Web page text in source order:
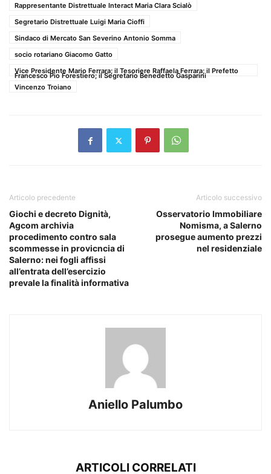
Rappresentante Distrettuale Interact Maria Clara Scialò
Segretario Distrettuale Luigi Maria Cioffi
Sindaco di Mercato San Severino Antonio Somma
socio rotariano Giacomo Gatto
Vice Presidente Mario Ferrara; il Tesoriere Raffaela Ferrara; il Prefetto
Francesco Pio Forestiero; il Segretario Benedetto Gasparini
Vincenzo Troiano
Articolo precedente
Giochi e decreto Dignità,
Agcom archivia
procedimento contro sala
scommesse in provicncia di
Salerno: nei fogli affissi
all’entrata dell’esercizio
prevale la finalità informativa
Articolo successivo
Osservatorio Immobiliare
Nomisma, a Salerno
prosegue aumento prezzi
nel residenziale
Aniello Palumbo
ARTICOLI CORRELATI